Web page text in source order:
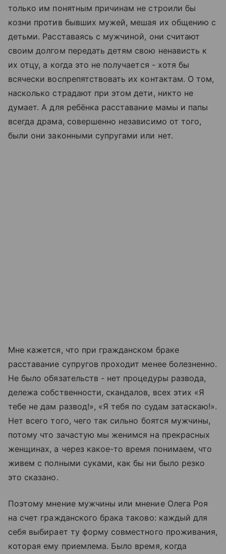
только им понятным причинам не строили бы
козни против бывших мужей, мешая их общению с
детьми. Расставаясь с мужчиной, они считают
своим долгом передать детям свою ненависть к
их отцу, а когда это не получается - хотя бы
всячески воспрепятствовать их контактам. О том,
насколько страдают при этом дети, никто не
думает. А для ребёнка расставание мамы и папы
всегда драма, совершенно независимо от того,
были они законными супругами или нет.
Мне кажется, что при гражданском браке
расставание супругов проходит менее болезненно.
Не было обязательств - нет процедуры развода,
дележа собственности, скандалов, всех этих «Я
тебе не дам развод!», «Я тебя по судам затаскаю!».
Нет всего того, чего так сильно боятся мужчины,
потому что зачастую мы женимся на прекрасных
женщинах, а через какое-то время понимаем, что
живем с полными суками, как бы ни было резко
это сказано.
Поэтому мнение мужчины или мнение Олега Роя
на счет гражданского брака таково: каждый для
себя выбирает ту форму совместного проживания,
которая ему приемлема. Было время, когда